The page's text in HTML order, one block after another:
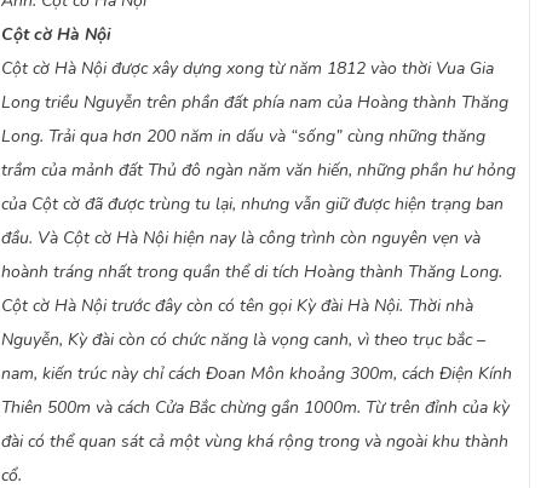
thân cột nên ánh sáng tự nhiên và
thoáng.
Đỉnh Cột Cờ (Vọng canh) được cấu tạo
3,3m, có 8 cửa sổ tương ứng với tám
quan sát. Giữa lầu là một trụ tròn,
chỗ để cắm cán cờ (cán cờ cao 8m).
xương mái làm bằng bê tông cốt thép,
sắt cùng với ròng rọc để treo cờ.
Toàn bộ cột cờ cao 33,4m, nếu kể cả
cột cờ là giữa những ngày Hà Nội nóng
luôn mát mẻ như có máy lạnh. Hơn nữa,
cờ được xây dựng rất khoa học, mỗi khi
chảy vào trong lòng tháp.
Biểu tượng của Thủ đô nghìn năm văn
Năm 1945, Cách mạng Tháng Tám
tiên được treo lên Cột cờ Hà Nội. Chính
Cột cờ Hà Nội
Cột cờ Hà Nội được xây dựng xong từ năm 1812 vào thời Vua Gia
Long triều Nguyễn trên phần đất phía nam của Hoàng thành Thăng
Long. Trải qua hơn 200 năm in dấu và “sống” cùng những thăng
trầm của mảnh đất Thủ đô ngàn năm văn hiến, những phần hư hỏng
của Cột cờ đã được trùng tu lại, nhưng vẫn giữ được hiện trạng ban
đầu. Và Cột cờ Hà Nội hiện nay là công trình còn nguyên vẹn và
hoành tráng nhất trong quần thể di tích Hoàng thành Thăng Long.
Cột cờ Hà Nội trước đây còn có tên gọi Kỳ đài Hà Nội. Thời nhà
Nguyễn, Kỳ đài còn có chức năng là vọng canh, vì theo trục bắc –
nam, kiến trúc này chỉ cách Đoan Môn khoảng 300m, cách Điện Kính
Thiên 500m và cách Cửa Bắc chừng gần 1000m. Từ trên đỉnh của kỳ
đài có thể quan sát cả một vùng khá rộng trong và ngoài khu thành
cổ.